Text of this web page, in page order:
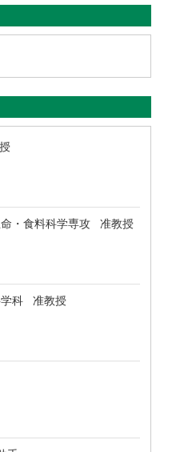
・食料科学専攻 准教授
学科 准教授